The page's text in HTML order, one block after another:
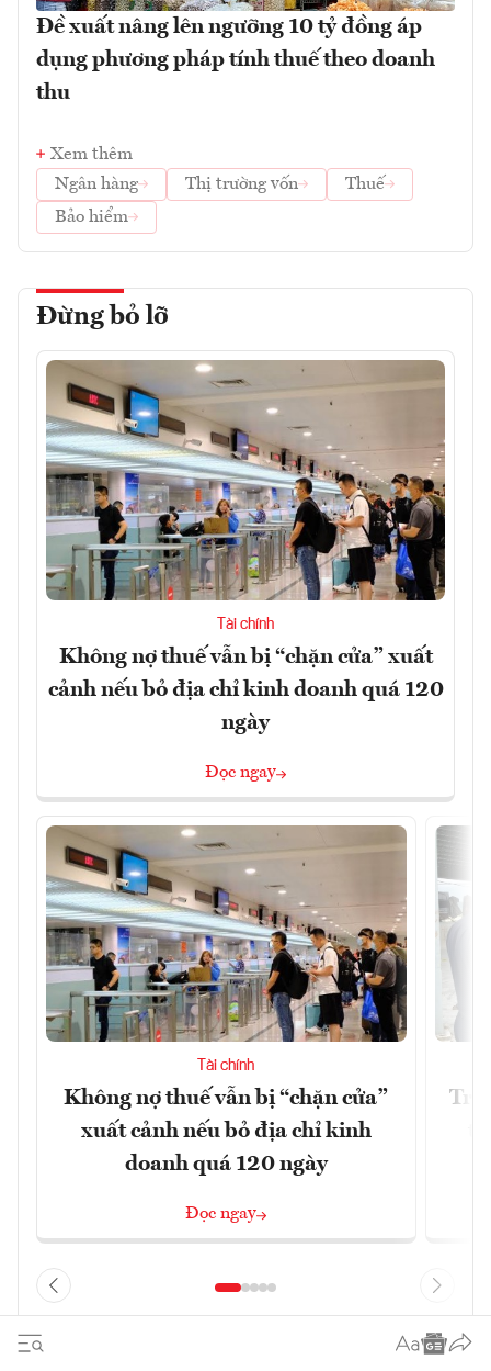
Đề xuất nâng lên ngưỡng 10 tỷ đồng áp
dụng phương pháp tính thuế theo doanh
thu
Xem thêm
Ngân hàng
Thị trường vốn
Thuế
Bảo hiểm
Đừng bỏ lỡ
Tài chính
Không nợ thuế vẫn bị “chặn cửa” xuất
cảnh nếu bỏ địa chỉ kinh doanh quá 120
ngày
Đọc ngay
Tài chính
Không nợ thuế vẫn bị “chặn cửa”
xuất cảnh nếu bỏ địa chỉ kinh
doanh quá 120 ngày
Đọc ngay